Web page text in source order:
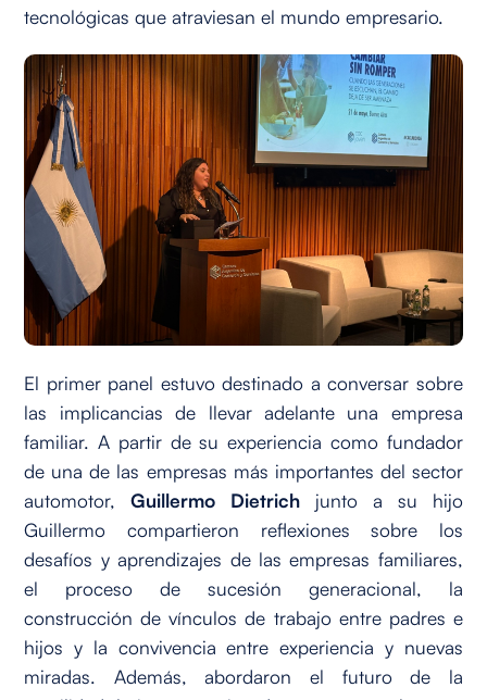
tecnológicas que atraviesan el mundo empresario.
El primer panel estuvo destinado a conversar sobre
las implicancias de llevar adelante una empresa
familiar. A partir de su experiencia como fundador
de una de las empresas más importantes del sector
automotor,Guillermo Dietrich junto a su hijo
Guillermo compartieron reflexiones sobre los
desafíos y aprendizajes de las empresas familiares,
el proceso de sucesión generacional, la
construcción de vínculos de trabajo entre padres e
hijos y la convivencia entre experiencia y nuevas
miradas. Además, abordaron el futuro de la